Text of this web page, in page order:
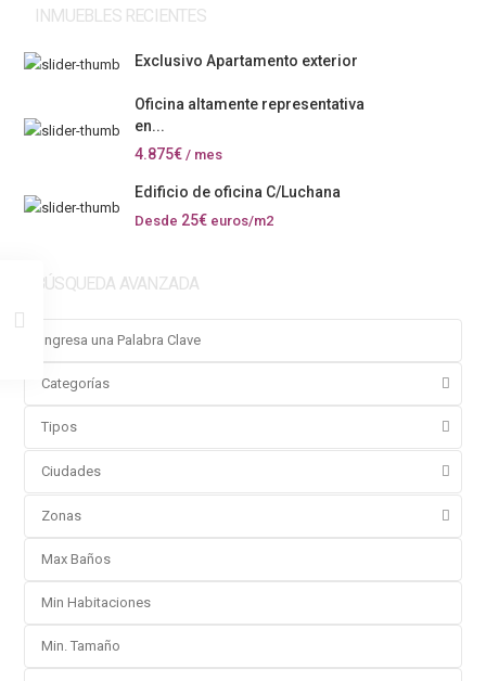
INMUEBLES RECIENTES
Exclusivo Apartamento exterior
Oficina altamente representativa
en...
4.875€ / mes
Edificio de oficina C/Luchana
Desde 25€ euros/m2
BÚSQUEDA AVANZADA
Categorías
Tipos
Ciudades
Zonas